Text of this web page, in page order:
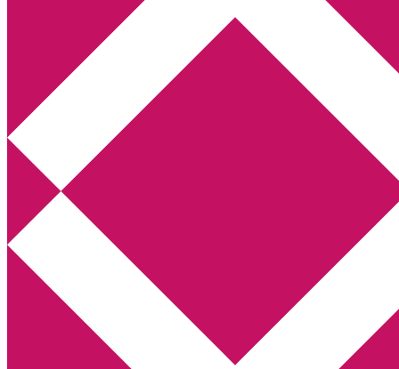
Annikas litteratur- och kulturblogg
Deckare, kriminalromaner, thrillers
Hem
Boktolva
Författarfemman
Kontakt
Webbshop Amazon